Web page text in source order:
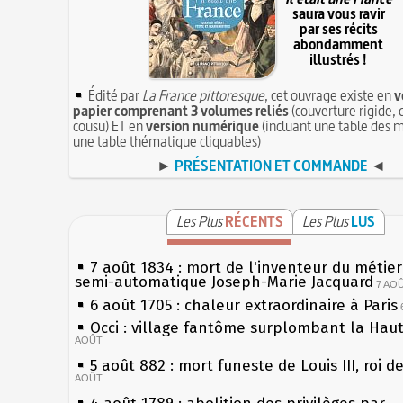
saura vous ravir
par ses récits
abondamment
illustrés !
Édité parLa France pittoresque, cet ouvrage existe en
papier comprenant 3 volumes reliés(couverture rigide,
cousu) ET enversion numérique(incluant une table des
une table thématique cliquables)
► PRÉSENTATION ET COMMANDE ◄
Les PlusRÉCENTS Les PlusLUS
7 août 1834 : mort de l'inventeur du
semi-automatique Joseph-Marie Jacquard 7
6 août 1705 : chaleur extraordinaire à Paris
Occi : village fantôme surplombant la
AOÛT
5 août 882 : mort funeste de Louis III, roi
AOÛT